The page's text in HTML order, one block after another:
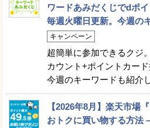
ワードあみだくじでdポ
毎週火曜日更新。今週の
キャンペーン
超簡単に参加できるクジ
カウント+ポイントカー
今週のキーワードも紹介
【2026年8月】楽天市場
おトクに買い物する方法